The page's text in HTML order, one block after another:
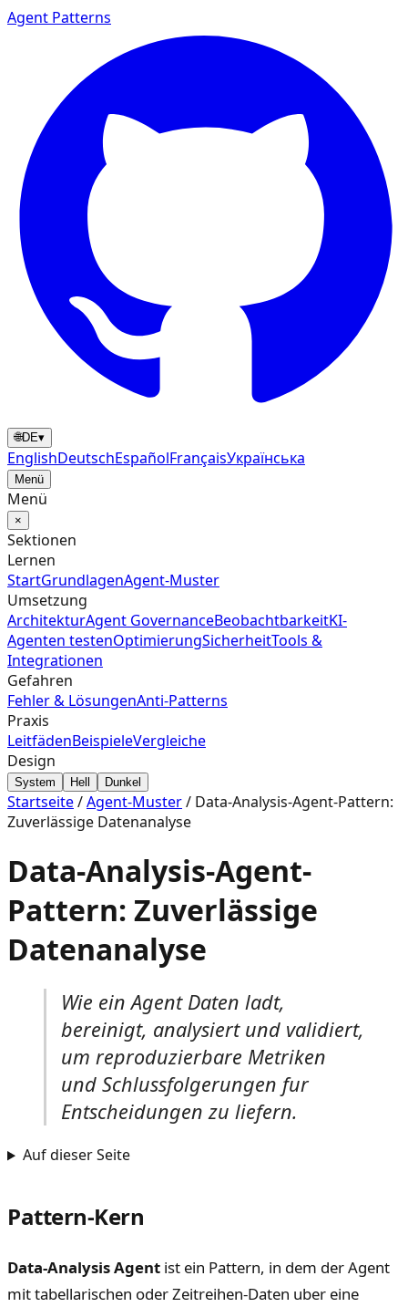
Agent Patterns
🌐DE▾
EnglishDeutschEspañolFrançaisУкраїнська
Menü
Menü
×
Sektionen
Lernen
StartGrundlagenAgent‑Muster
Umsetzung
ArchitekturAgent GovernanceBeobachtbarkeitKI-
Agenten testenOptimierungSicherheitTools &
Integrationen
Gefahren
Fehler & LösungenAnti-Patterns
Praxis
LeitfädenBeispieleVergleiche
Design
System Hell Dunkel
Startseite/Agent‑Muster/ Data-Analysis-Agent-Pattern:
Zuverlässige Datenanalyse
Data-Analysis-Agent-
Pattern: Zuverlässige
Datenanalyse
Wie ein Agent Daten ladt,
bereinigt, analysiert und validiert,
um reproduzierbare Metriken
und Schlussfolgerungen fur
Entscheidungen zu liefern.
Auf dieser Seite
Pattern-Kern
Data-Analysis Agent ist ein Pattern, in dem der Agent
mit tabellarischen oder Zeitreihen-Daten uber eine